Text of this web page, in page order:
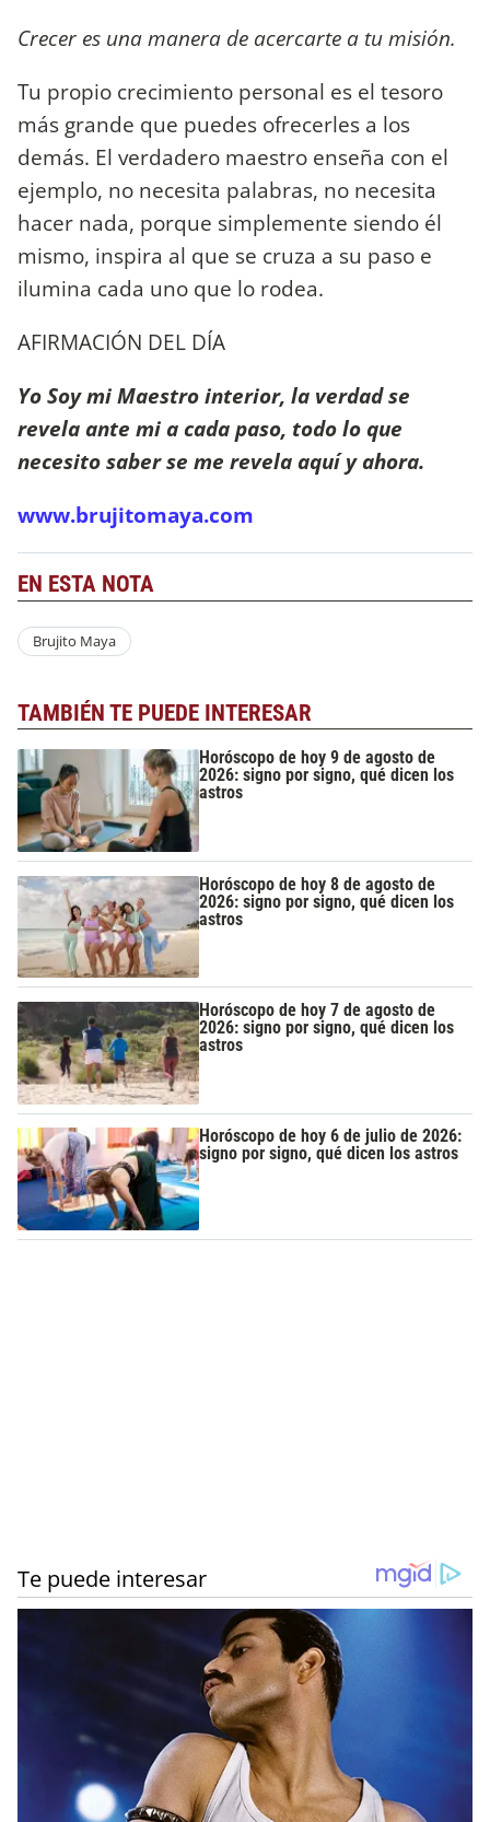
Crecer es una manera de acercarte a tu misión.
Tu propio crecimiento personal es el tesoro
más grande que puedes ofrecerles a los
demás. El verdadero maestro enseña con el
ejemplo, no necesita palabras, no necesita
hacer nada, porque simplemente siendo él
mismo, inspira al que se cruza a su paso e
ilumina cada uno que lo rodea.
AFIRMACIÓN DEL DÍA
Yo Soy mi Maestro interior, la verdad se
revela ante mi a cada paso, todo lo que
necesito saber se me revela aquí y ahora.
www.brujitomaya.com
EN ESTA NOTA
Brujito Maya
TAMBIÉN TE PUEDE INTERESAR
Horóscopo de hoy 9 de agosto de
2026: signo por signo, qué dicen los
astros
Horóscopo de hoy 8 de agosto de
2026: signo por signo, qué dicen los
astros
Horóscopo de hoy 7 de agosto de
2026: signo por signo, qué dicen los
astros
Horóscopo de hoy 6 de julio de 2026:
signo por signo, qué dicen los astros